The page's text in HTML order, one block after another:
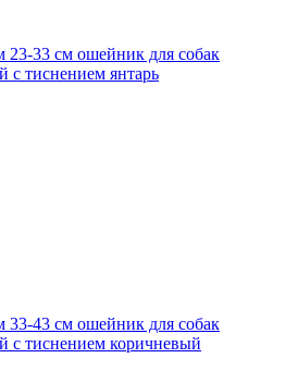
33 см ошейник для собак
с тиснением янтарь
43 см ошейник для собак
с тиснением коричневый